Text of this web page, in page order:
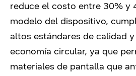
reduce el costo entre 30% y
modelo del dispositivo,
altos estándares de calidad
economía circular, ya que
materiales de pantalla que